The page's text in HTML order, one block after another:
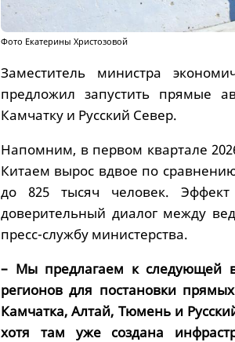
Фото Екатерины Христозовой
Заместитель министра
предложил запустить прямые
Камчатку и Русский Север.
Напомним, в первом квартале
Китаем вырос вдвое по
до 825 тысяч человек.
доверительный диалог между
пресс-службу министерства.
– Мы предлагаем к следующей
регионов для постановки
Камчатка, Алтай, Тюмень и
хотя там уже создана